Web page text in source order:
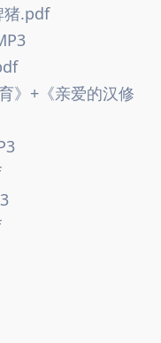
猪.pdf
》+《亲爱的汉修